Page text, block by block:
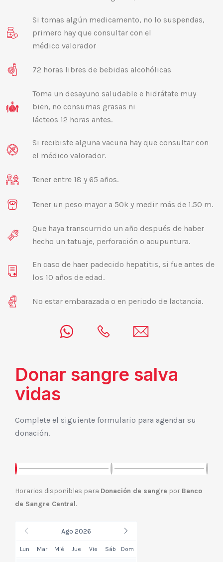
Donar sangre salva
vidas
Complete el siguiente formulario para agendar su
donación.
Horarios disponibles para Donación de sangre por Banco
de Sangre Central.
Ago 2026
Lun Mar Mié Jue Vie Sáb Dom
Si tomas algún medicamento, no lo suspendas,
primero hay que consultar con el
médico valorador
72 horas libres de bebidas alcohólicas
Toma un desayuno saludable e hidrátate muy
bien, no consumas grasas ni
lácteos 12 horas antes.
Si recibiste alguna vacuna hay que consultar con
el médico valorador.
Tener entre 18 y 65 años.
Tener un peso mayor a 50k y medir más de 1.50 m.
Que haya transcurrido un año después de haber
hecho un tatuaje, perforación o acupuntura.
En caso de haer padecido hepatitis, si fue antes de
los 10 años de edad.
No estar embarazada o en periodo de lactancia.